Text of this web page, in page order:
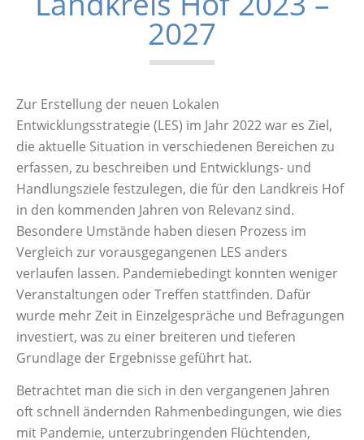
2027
Zur Erstellung der neuen Lokalen
Entwicklungsstrategie (LES) im Jahr 2022 war es Ziel,
die aktuelle Situation in verschiedenen Bereichen zu
erfassen, zu beschreiben und Entwicklungs- und
Handlungsziele festzulegen, die für den Landkreis Hof
in den kommenden Jahren von Relevanz sind.
Besondere Umstände haben diesen Prozess im
Vergleich zur vorausgegangenen LES anders
verlaufen lassen. Pandemiebedingt konnten weniger
Veranstaltungen oder Treffen stattfinden. Dafür
wurde mehr Zeit in Einzelgespräche und Befragungen
investiert, was zu einer breiteren und tieferen
Grundlage der Ergebnisse geführt hat.
Betrachtet man die sich in den vergangenen Jahren
oft schnell ändernden Rahmenbedingungen, wie dies
mit Pandemie, unterzubringenden Flüchtenden,